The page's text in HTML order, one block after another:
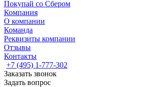
Покупай со Сбером
Компания
О компании
Команда
Реквизиты компании
Отзывы
Контакты
+7 (495) 1-777-302
Заказать звонок
Задать вопрос